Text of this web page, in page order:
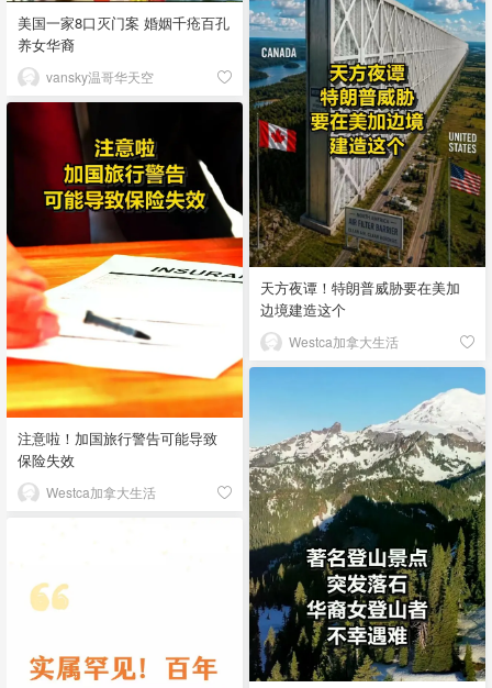
美国一家8口灭门案 婚姻千疮百孔
养女华裔
vansky温哥华天空
天方夜谭！特朗普威胁要在美加
边境建造这个
Westca加拿大生活
注意啦！加国旅行警告可能导致
保险失效
Westca加拿大生活